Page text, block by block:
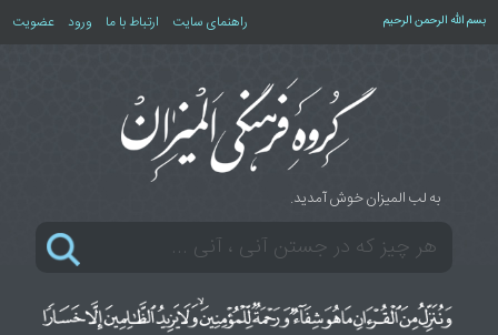
بسم الله الرحمن الرحیم راهنمای سایت ارتباط با ما ورود عضویت
به لب المیزان خوش آمدید.